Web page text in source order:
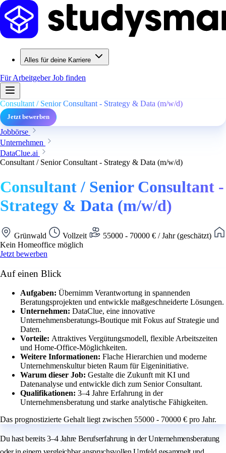
Alles für deine Karriere
Für ArbeitgeberJob finden
Consultant / Senior Consultant - Strategy & Data (m/w/d)
Jetzt bewerben
Jobbörse
Unternehmen
DataClue.ai
Consultant / Senior Consultant - Strategy & Data (m/w/d)
Consultant / Senior Consultant -
Strategy & Data (m/w/d)
Grünwald Vollzeit
55000 - 70000 € / Jahr (geschätzt)
Kein Homeoffice möglich
Jetzt bewerben
Auf einen Blick
Aufgaben: Übernimm Verantwortung in spannenden
Beratungsprojekten und entwickle maßgeschneiderte Lösungen.
Unternehmen: DataClue, eine innovative
Unternehmensberatungs-Boutique mit Fokus auf Strategie und
Daten.
Vorteile: Attraktives Vergütungsmodell, flexible Arbeitszeiten
und Home-Office-Möglichkeiten.
Weitere Informationen: Flache Hierarchien und moderne
Unternehmenskultur bieten Raum für Eigeninitiative.
Warum dieser Job: Gestalte die Zukunft mit KI und
Datenanalyse und entwickle dich zum Senior Consultant.
Qualifikationen: 3–4 Jahre Erfahrung in der
Unternehmensberatung und starke analytische Fähigkeiten.
Das prognostizierte Gehalt liegt zwischen 55000 - 70000 € pro Jahr.
Du hast bereits 3–4 Jahre Berufserfahrung in der Unternehmensberatung